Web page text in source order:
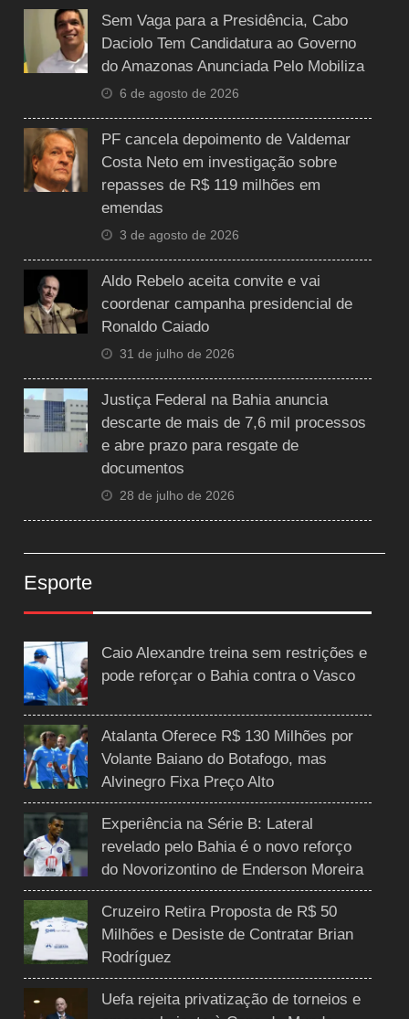
Sem Vaga para a Presidência, Cabo
Daciolo Tem Candidatura ao Governo
do Amazonas Anunciada Pelo Mobiliza
6 de agosto de 2026
PF cancela depoimento de Valdemar
Costa Neto em investigação sobre
repasses de R$ 119 milhões em
emendas
3 de agosto de 2026
Aldo Rebelo aceita convite e vai
coordenar campanha presidencial de
Ronaldo Caiado
31 de julho de 2026
Justiça Federal na Bahia anuncia
descarte de mais de 7,6 mil processos
e abre prazo para resgate de
documentos
28 de julho de 2026
Esporte
Caio Alexandre treina sem restrições e
pode reforçar o Bahia contra o Vasco
Atalanta Oferece R$ 130 Milhões por
Volante Baiano do Botafogo, mas
Alvinegro Fixa Preço Alto
Experiência na Série B: Lateral
revelado pelo Bahia é o novo reforço
do Novorizontino de Enderson Moreira
Cruzeiro Retira Proposta de R$ 50
Milhões e Desiste de Contratar Brian
Rodríguez
Uefa rejeita privatização de torneios e